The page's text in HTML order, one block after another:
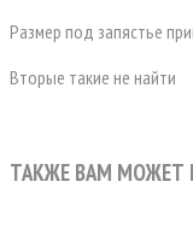
Размер под запястье
Вторые такие не найти
ТАКЖЕ ВАМ МОЖЕТ